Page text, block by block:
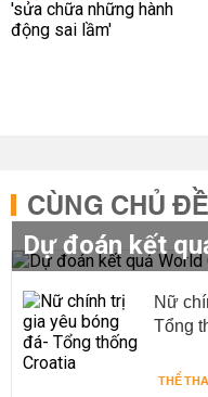
CÙNG CHỦ ĐỀ
Dự đoán kết
Nữ
Tổng
THỂ